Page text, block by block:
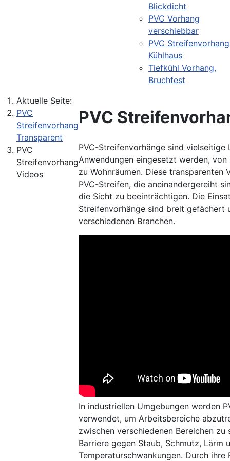
Blickdicht
PVC Vorhang
verschiebbar
PVC Streifenvorhang
Kühlhaus
Tiefkühl Vorhang,
Bruchfest
Aktuelle Seite:
PVC
Streifenvorhang
Transparent
PVC
Streifenvorhang
Videos
PVC
PVC-Streifenvorhänge sind
Anwendungen eingesetzt werden,
zu Wohnräumen. Diese transparenten
PVC-Streifen, die aneinandergereiht
die Sicht zu beeinträchtigen. Die
Streifenvorhänge sind breit gefächert
verschiedenen Branchen.
In industriellen Umgebungen werden
verwendet, um Arbeitsbereiche
zwischen verschiedenen Bereichen
Barriere gegen Staub, Schmutz, Lärm
Temperaturschwankungen. Durch